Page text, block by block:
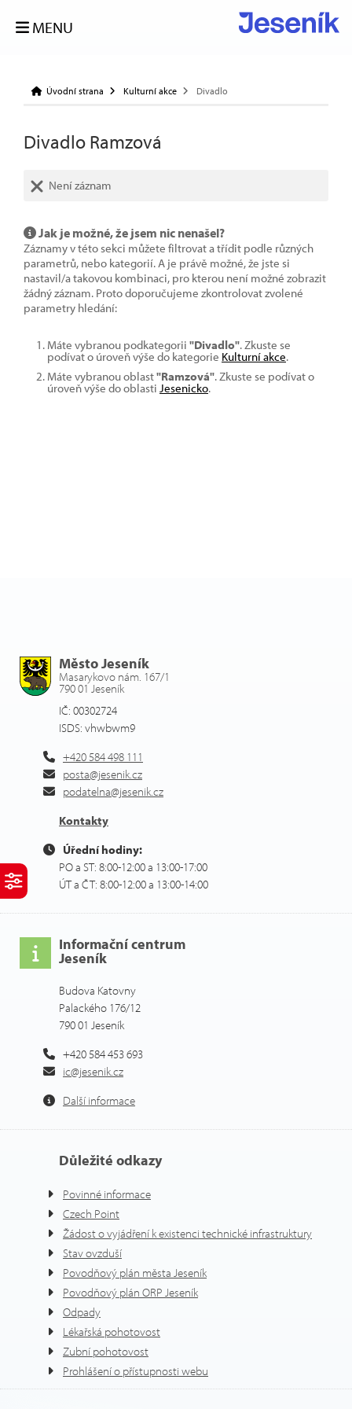
MENU
Úvodní strana Kulturní akce Divadlo
Divadlo Ramzová
Není záznam
Jak je možné, že jsem nic nenašel?
Záznamy v této sekci můžete filtrovat a třídit podle různých
parametrů, nebo kategorií. A je právě možné, že jste si
nastavil/a takovou kombinaci, pro kterou není možné zobrazit
žádný záznam. Proto doporučujeme zkontrolovat zvolené
parametry hledání:
Máte vybranou podkategorii "Divadlo". Zkuste se
podívat o úroveň výše do kategorie Kulturní akce.
Máte vybranou oblast"Ramzová". Zkuste se podívat o
úroveň výše do oblasti Jesenicko.
Město Jeseník
Masarykovo nám. 167/1
790 01 Jeseník
IČ: 00302724
ISDS: vhwbwm9
+420 584 498 111
posta@jesenik.cz
podatelna@jesenik.cz
Kontakty
Úřední hodiny:
PO a ST: 8:00-12:00 a 13:00-17:00
ÚT a ČT: 8:00-12:00 a 13:00-14:00
Informační centrum
Jeseník
Budova Katovny
Palackého 176/12
790 01 Jeseník
+420 584 453 693
ic@jesenik.cz
Další informace
Důležité odkazy
Povinné informace
Czech Point
Žádost o vyjádření k existenci technické infrastruktury
Stav ovzduší
Povodňový plán města Jeseník
Povodňový plán ORP Jeseník
Odpady
Lékařská pohotovost
Zubní pohotovost
Prohlášení o přístupnosti webu